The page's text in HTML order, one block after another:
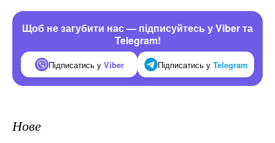
Щоб не загубити нас — підписуйтесь у Viber та
Telegram!
Підписатись у Viber Підписатись у Telegram
Нове